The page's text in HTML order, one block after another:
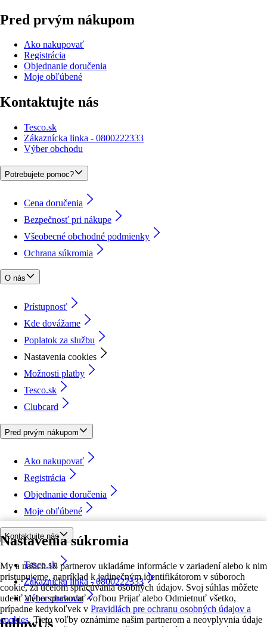
Nastavenia súkromia
My a našich 18 partnerov ukladáme informácie v zariadení alebo k nim
pristupujeme, napríklad k jedinečným identifikátorom v súboroch
cookie, za účelom spracúvania osobných údajov. Svoj súhlas môžete
udeliť alebo spravovať voľbou Prijať alebo Odmietnuť všetko,
prípadne kedykoľvek v Pravidlách pre ochranu osobných údajov a
cookies. Tieto voľby oznámime našim partnerom a neovplyvnia údaje
Pred prvým nákupom
Ako nakupovať
Registrácia
Objednanie doručenia
Moje obľúbené
Kontaktujte nás
Tesco.sk
Zákaznícka linka - 0800222333
Výber obchodu
Potrebujete pomoc?
Cena doručenia
Bezpečnosť pri nákupe
Všeobecné obchodné podmienky
Ochrana súkromia
O nás
Prístupnosť
Kde dovážame
Poplatok za službu
Nastavenia cookies
Možnosti platby
Tesco.sk
Clubcard
Pred prvým nákupom
Ako nakupovať
Registrácia
Objednanie doručenia
Moje obľúbené
Kontaktujte nás
Tesco.sk
Zákaznícka linka - 0800222333
Výber obchodu
followUs